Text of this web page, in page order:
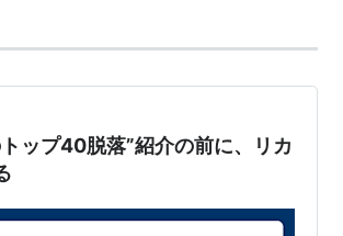
ップ40脱落”紹介の前に、リカ